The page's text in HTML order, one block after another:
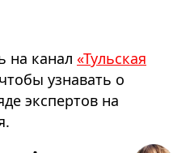
на канал «Тульская
узнавать о
экспертов на